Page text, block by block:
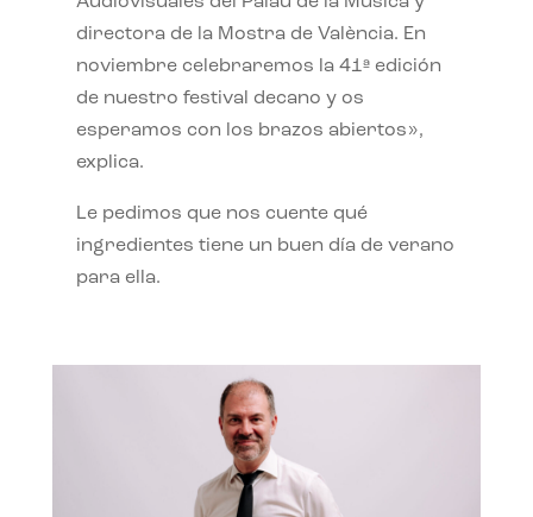
directora de la Mostra de València. En
noviembre celebraremos la 41ª edición
de nuestro festival decano y os
esperamos con los brazos abiertos»,
explica.
Le pedimos que nos cuente qué
ingredientes tiene un buen día de verano
para ella.